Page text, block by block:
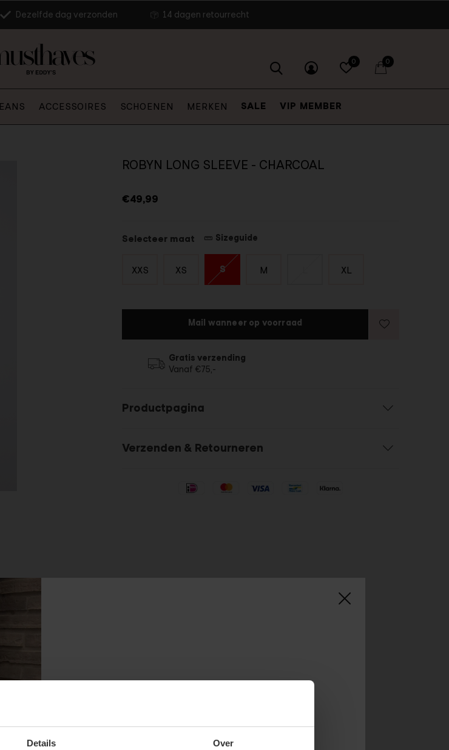
Details Over
SUBSCRIBE NOW & GET 10%
ACCESSOIRES SCHOENEN MERKEN SALE VIP MEMBER
0 0
Dezelfde dag verzonden 14 dagen retourrecht
ROBYN LONG SLEEVE - CHARCOAL
€49,99
Selecteer maat Sizeguide
XXS XS S M XL
Mail wanneer op voorraad
Gratis verzending
Vanaf €75,-
Productpagina
Verzenden & Retourneren
ARTIKELEN